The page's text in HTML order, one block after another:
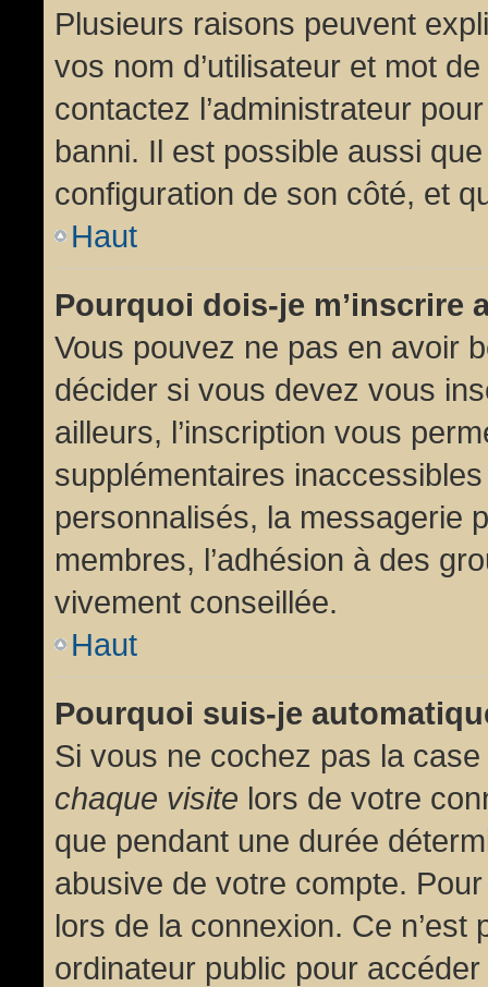
Plusieurs raisons peuvent
vos nom d’utilisateur et mot
contactez l’administrateur
banni. Il est possible aussi
configuration de son côté, et
Haut
Pourquoi dois-je m’inscrire
Vous pouvez ne pas en avoir
décider si vous devez vous
ailleurs, l’inscription vous
supplémentaires
personnalisés, la messagerie
membres, l’adhésion à des
vivement conseillée.
Haut
Pourquoi suis-je
Si vous ne cochez pas la case
chaque visite lors de votre
que pendant une durée
abusive de votre compte.
lors de la connexion. Ce
ordinateur public pour